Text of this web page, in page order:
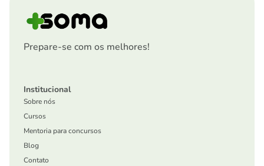
Prepare-se com os melhores!
Institucional
Sobre nós
Cursos
Mentoria para concursos
Blog
Contato